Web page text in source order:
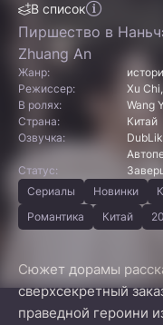
В список
Пиршество в
Zhuang An
Жанр:
Режиссер:
Xu
В ролях:
Wang
Страна:
Китай
Озвучка:
Статус:
Сериалы
Новинки
Романтика
Китай
Сюжет дорамы
сверхсекретный
праведной героини